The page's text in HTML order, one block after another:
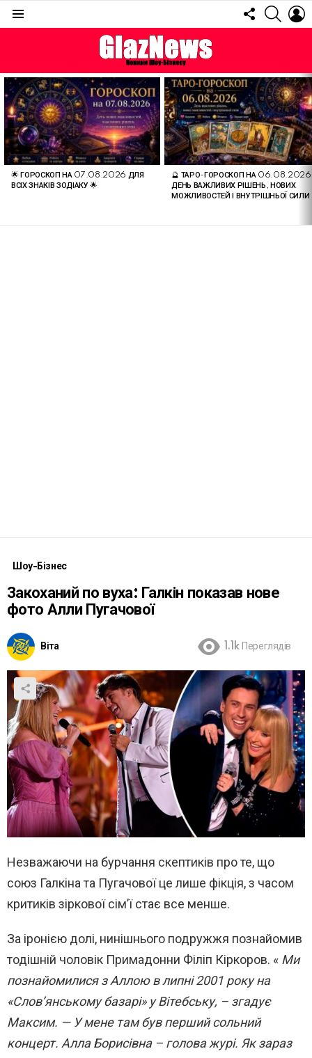
FOLLOW
US
ОСТАННІ
СТАТТІ
🌟 ГОРОСКОП НА 07.08.2026 ДЛЯ
ВСІХ ЗНАКІВ ЗОДІАКУ 🌟
🔮 ТАРО-ГОРОСКОП НА
ДЕНЬ ВАЖЛИВИХ РІШЕНЬ, НОВИХ
МОЖЛИВОСТЕЙ І ВНУТРІШНЬОЇ СИЛИ
Шоу-Бізнес
Закоханий по вуха: Галкін показав нове
фото Алли Пугачової
Віта 1.1k Переглядів
Незважаючи на бурчання скептиків про те, що
союз Галкіна та Пугачової це лише фікція, з часом
критиків зіркової сім’ї стає все менше.
За іронією долі, нинішнього подружжя познайомив
тодішній чоловік Примадонни Філіп Кіркоров. « Ми
познайомилися з Аллою в липні 2001 року на
«Слов’янському базарі» у Вітебську, – згадує
Максим. — У мене там був перший сольний
концерт. Алла Борисівна – голова журі. Як зараз